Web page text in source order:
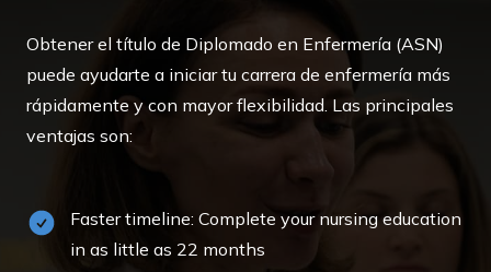
Obtener el título de Diplomado en Enfermería (ASN)
puede ayudarte a iniciar tu carrera de enfermería más
rápidamente y con mayor flexibilidad. Las principales
ventajas son:
Faster timeline: Complete your nursing education
in as little as 22 months